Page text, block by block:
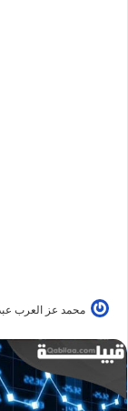
محمد عز العرب